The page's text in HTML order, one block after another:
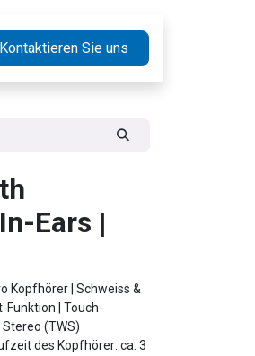
Kontaktieren Sie uns
Ears |
Kopfhörer | Schweiss &
| Touch-
(TWS)
des Kopfhörer: ca. 3